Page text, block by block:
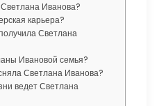
Иванова?
карьера?
Светлана
Ивановой семья?
Светлана Иванова?
ведет Светлана